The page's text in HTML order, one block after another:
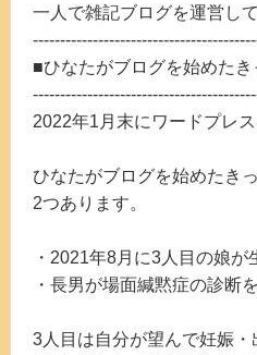
一人で雑記ブログを運営して
■ひなたがブログを始めたき
2022年1月末にワードプレ
ひなたがブログを始めたきっ
2つあります。
・2021年8月に3人目の娘が
・長男が場面緘黙症の診断
3人目は自分が望んで妊娠・